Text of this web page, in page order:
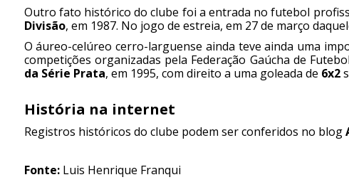
Outro fato histórico do clube foi a entrada no futebol
Divisão, em 1987. No jogo de estreia, em 27 de março
O áureo-celúreo cerro-larguense ainda teve ainda uma
competições organizadas pela Federação Gaúcha de
da Série Prata, em 1995, com direito a uma goleada de 6x2
História na internet
Registros históricos do clube podem ser conferidos no blog
Fonte:Luis Henrique Franqui